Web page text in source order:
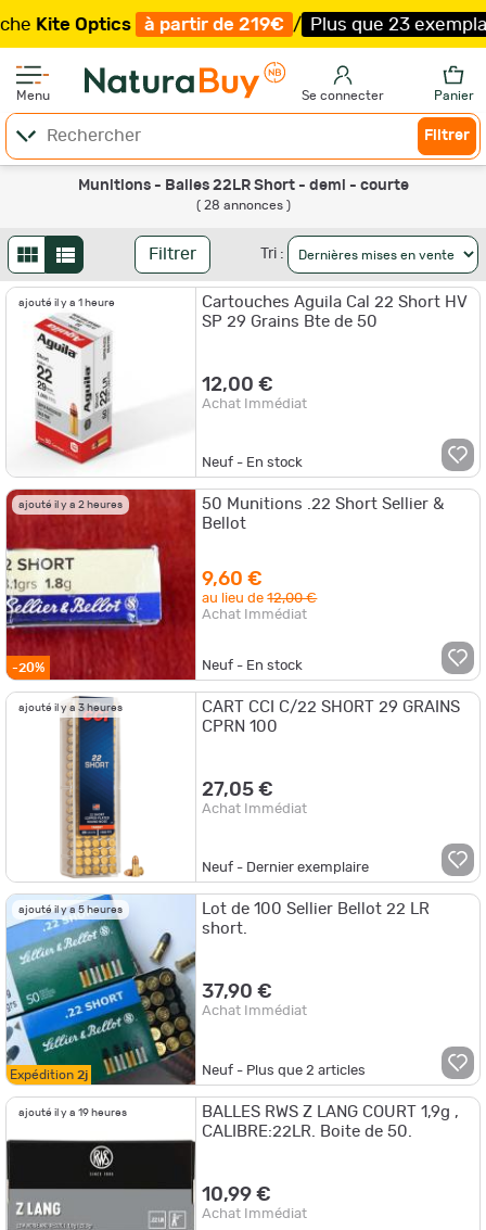
à partir de 219€ / Plus que 23 exemplaires ! /
Menu Se connecter Panier
Filtrer
Munitions - Balles 22LR Short - demi - courte
( 28 annonces )
Filtrer Tri :
ajouté il y a 1 heure
Cartouches Aguila Cal 22 Short HV
SP 29 Grains Bte de 50
12,00 €
Achat Immédiat
Neuf - En stock
ajouté il y a 2 heures
-20%
50 Munitions .22 Short Sellier &
Bellot
9,60 €
au lieu de12,00 €
Achat Immédiat
Neuf - En stock
ajouté il y a 3 heures
CART CCI C/22 SHORT 29 GRAINS
CPRN 100
27,05 €
Achat Immédiat
Neuf - Dernier exemplaire
ajouté il y a 5 heures
Expédition 2j
Lot de 100 Sellier Bellot 22 LR
short.
37,90 €
Achat Immédiat
Neuf - Plus que2 articles
ajouté il y a 19 heures
BALLES RWS Z LANG COURT 1,9g ,
CALIBRE:22LR. Boite de 50.
10,99 €
Achat Immédiat